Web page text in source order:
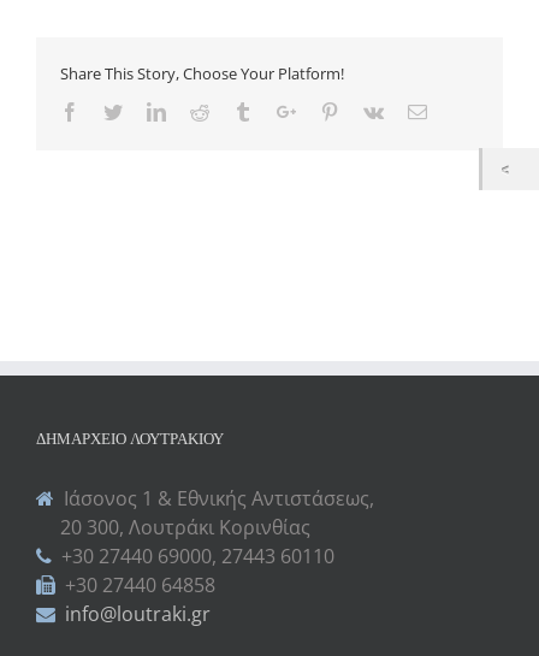
Share This Story, Choose Your Platform!
Facebook
TwitterLinkedinReddit TumblrGoogle+Pinterest
Vk Email
ΔΗΜΑΡΧΕΊΟ ΛΟΥΤΡΑΚΊΟΥ
Ιάσονος 1 & Εθνικής Αντιστάσεως,
20 300, Λουτράκι Κορινθίας
+30 27440 69000, 27443 60110
+30 27440 64858
info@loutraki.gr